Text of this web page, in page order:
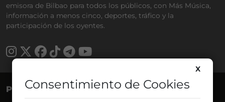
emisora de Bilbao para todos los públicos, con Más Música,
información a menos cinco, deportes, tráfico y la
participación de los oyentes.
PROGRAMAS VOCES
X
Consentimiento de Cookies